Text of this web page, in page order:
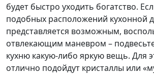
будет быстро уходить богатство.
подобных расположений кухонной
представляется возможным,
отвлекающим маневром –
кухню какую-либо яркую вещь. Для
отлично подойдут кристаллы или